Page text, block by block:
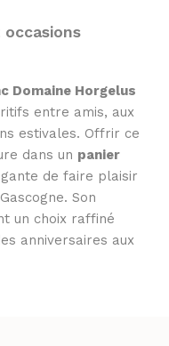
Domaine Horgelus
entre amis, aux
estivales. Offrir ce
dans un panier
de faire plaisir
Son
un choix raffiné
anniversaires aux